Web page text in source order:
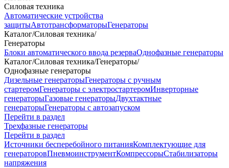
Силовая техника
Автоматические устройства
защитыАвтотрансформаторыГенераторы
Каталог/Силовая техника/
Генераторы
Блоки автоматического ввода резерваОднофазные генераторы
Каталог/Силовая техника/Генераторы/
Однофазные генераторы
Дизельные генераторыГенераторы с ручным
стартеромГенераторы с электростартеромИнверторные
генераторыГазовые генераторыДвухтактные
генераторыГенераторы с автозапуском
Перейти в раздел
Трехфазные генераторы
Перейти в раздел
Источники бесперебойного питанияКомплектующие для
генераторовПневмоинструментКомпрессорыСтабилизаторы
напряжения